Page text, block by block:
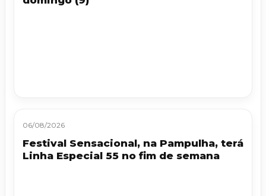
06/08/2026
Festival Sensacional, na Pampulha, terá
Linha Especial 55 no fim de semana